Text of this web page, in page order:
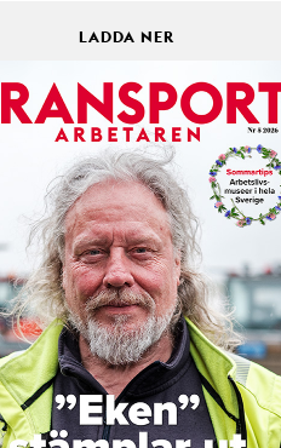
LADDA NER